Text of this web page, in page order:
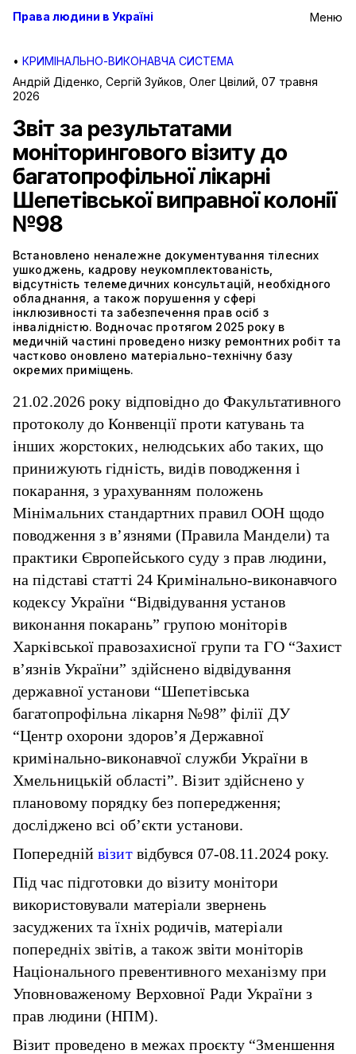
Меню
Права людини в Україні
• КРИМІНАЛЬНО-ВИКОНАВЧА СИСТЕМА
Андрій Діденко, Сергій Зуйков, Олег Цвілий 07 травня
2026
Звіт за результатами
моніторингового візиту до
багатопрофільної лікарні
Шепетівської виправної колонії
№98
Встановлено неналежне документування тілесних
ушкоджень, кадрову неукомплектованість,
відсутність телемедичних консультацій, необхідного
обладнання, а також порушення у сфері
інклюзивності та забезпечення прав осіб з
інвалідністю. Водночас протягом 2025 року в
медичній частині проведено низку ремонтних робіт та
частково оновлено матеріально-технічну базу
окремих приміщень.
21.02.2026 року відповідно до Факультативного
протоколу до Конвенції проти катувань та
інших жорстоких, нелюдських або таких, що
принижують гідність, видів поводження і
покарання, з урахуванням положень
Мінімальних стандартних правил ООН щодо
поводження з в’язнями (Правила Мандели) та
практики Європейського суду з прав людини,
на підставі статті 24 Кримінально-виконавчого
кодексу України “Відвідування установ
виконання покарань” групою моніторів
Харківської правозахисної групи та ГО “Захист
в’язнів України” здійснено відвідування
державної установи “Шепетівська
багатопрофільна лікарня №98” філії ДУ
“Центр охорони здоров’я Державної
кримінально-виконавчої служби України в
Хмельницькій області”. Візит здійснено у
плановому порядку без попередження;
досліджено всі об’єкти установи.
Попереднійвізитвідбувся 07-08.11.2024 року.
Під час підготовки до візиту монітори
використовували матеріали звернень
засуджених та їхніх родичів, матеріали
попередніх звітів, а також звіти моніторів
Національного превентивного механізму при
Уповноваженому Верховної Ради України з
прав людини (НПМ).
Візит проведено в межах проєкту “Зменшення